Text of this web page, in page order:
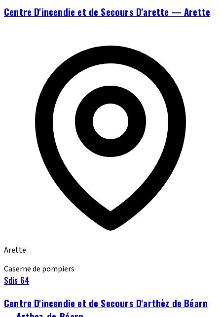
Centre D'incendie et de Secours D'arette — Arette
Arette
Caserne de pompiers
Sdis 64
Centre D'incendie et de Secours D'arthèz de Béarn